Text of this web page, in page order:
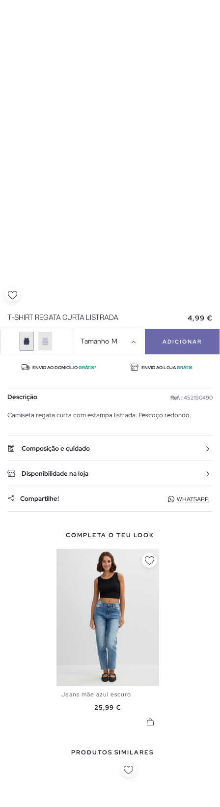
T-SHIRT REGATA CURTA LISTRADA 4,99 €
Tamanho M ADICIONAR
ENVIO AO DOMICÍLIOGRÁTIS* ENVIO AO LOJAGRÁTIS
Descrição Ref. : 452190490
Camiseta regata curta com estampa listrada. Pescoço redondo.
Composição e cuidado
Disponibilidade na loja
Compartilhe! WHATSAPP
COMPLETA O TEU LOOK
Jeans mãe azul escuro
Preço
25,99 €
PRODUTOS SIMILARES